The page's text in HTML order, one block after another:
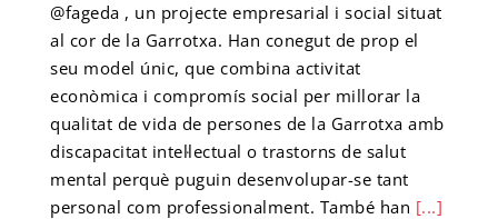
@fageda , un projecte empresarial i social situat
al cor de la Garrotxa. Han conegut de prop el
seu model únic, que combina activitat
econòmica i compromís social per millorar la
qualitat de vida de persones de la Garrotxa amb
discapacitat intel·lectual o trastorns de salut
mental perquè puguin desenvolupar-se tant
personal com professionalment. També han [...]